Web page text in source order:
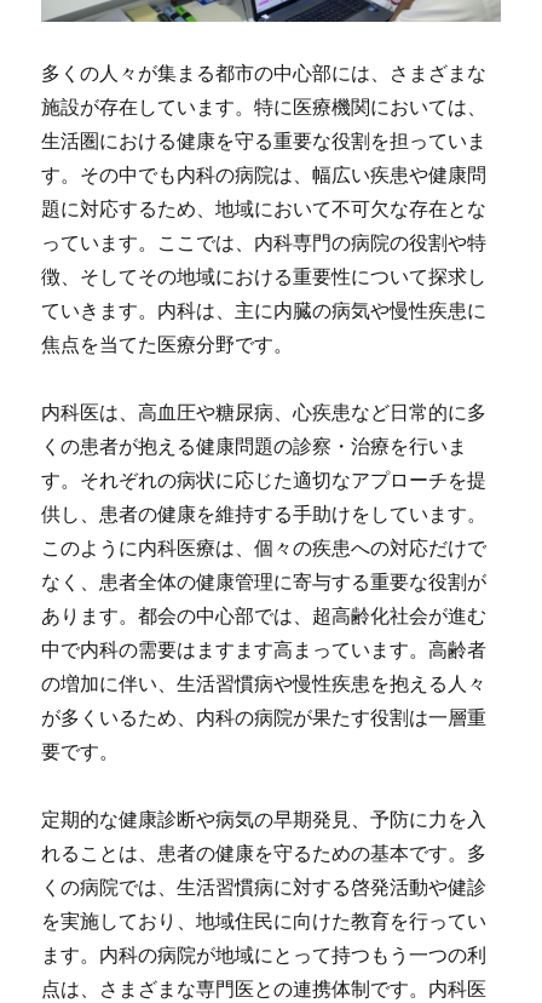
多くの人々が集まる都市の中心部には、さまざまな
施設が存在しています。特に医療機関においては、
生活圏における健康を守る重要な役割を担っていま
す。その中でも内科の病院は、幅広い疾患や健康問
題に対応するため、地域において不可欠な存在とな
っています。ここでは、内科専門の病院の役割や特
徴、そしてその地域における重要性について探求し
ていきます。内科は、主に内臓の病気や慢性疾患に
焦点を当てた医療分野です。
内科医は、高血圧や糖尿病、心疾患など日常的に多
くの患者が抱える健康問題の診察・治療を行いま
す。それぞれの病状に応じた適切なアプローチを提
供し、患者の健康を維持する手助けをしています。
このように内科医療は、個々の疾患への対応だけで
なく、患者全体の健康管理に寄与する重要な役割が
あります。都会の中心部では、超高齢化社会が進む
中で内科の需要はますます高まっています。高齢者
の増加に伴い、生活習慣病や慢性疾患を抱える人々
が多くいるため、内科の病院が果たす役割は一層重
要です。
定期的な健康診断や病気の早期発見、予防に力を入
れることは、患者の健康を守るための基本です。多
くの病院では、生活習慣病に対する啓発活動や健診
を実施しており、地域住民に向けた教育を行ってい
ます。内科の病院が地域にとって持つもう一つの利
点は、さまざまな専門医との連携体制です。内科医